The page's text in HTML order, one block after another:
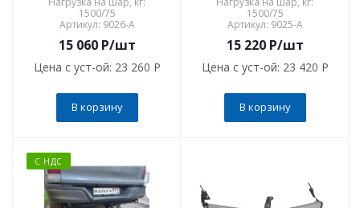
1500/75
Артикул: 9026-A
15 060P/шт
Цена с уст-ой: 23 260 P
В корзину
1500/75
Артикул: 9025-A
15 220P/шт
Цена с уст-ой: 23 420 P
В корзину
С НДС